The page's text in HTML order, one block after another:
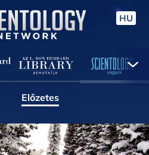
HU
Előzetes